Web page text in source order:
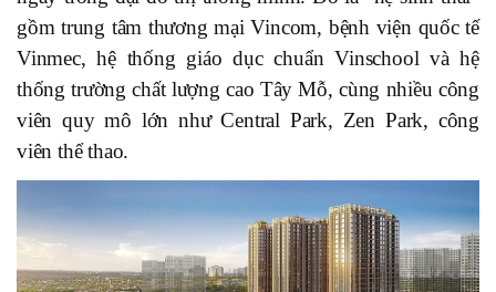
gồm trung tâm thương mại Vincom, bệnh viện quốc tế
Vinmec, hệ thống giáo dục chuẩn Vinschool và hệ
thống trường chất lượng cao Tây Mỗ, cùng nhiều công
viên quy mô lớn như Central Park, Zen Park, công
viên thể thao.